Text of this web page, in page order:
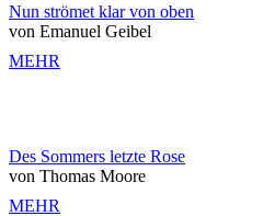
Nun strömet klar von oben
von Emanuel Geibel
MEHR
Des Sommers letzte Rose
von Thomas Moore
MEHR